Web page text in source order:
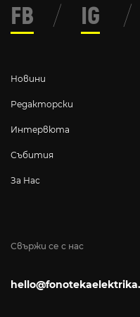
Свържи се с нас
Новини
Редакторски
Интервюта
Събития
За Нас
FB / IG /